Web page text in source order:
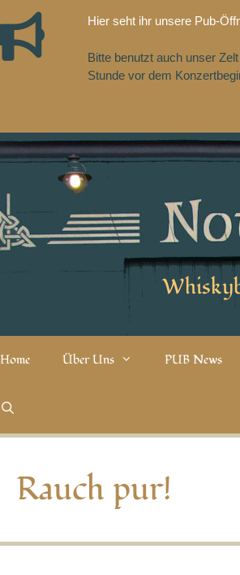
Hier seht ihr unsere Pub-
Bitte benutzt auch unser
Stunde vor dem
Home Über Uns PUB News
Rauch pur!